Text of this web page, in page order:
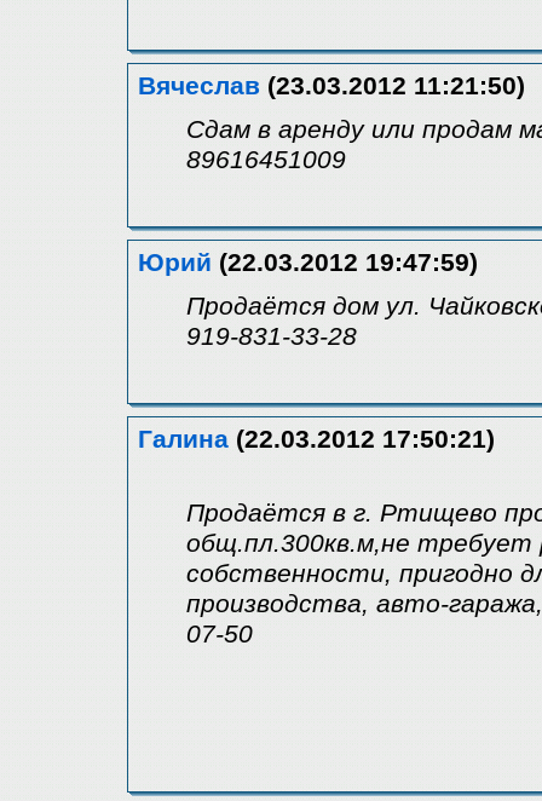
Вячеслав (23.03.2012 11:21:50)
Сдам в аренду или продам
89616451009
Юрий (22.03.2012 19:47:59)
Продаётся дом ул.
919-831-33-28
Галина (22.03.2012 17:50:21)
Продаётся в г. Ртищево
общ.пл.300кв.м,не требует
собственности, пригодно
производства, авто-
07-50